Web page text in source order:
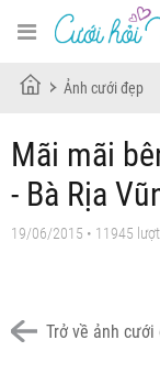
Ảnh cưới đẹp
Mãi mãi
- Bà Rịa
19/06/2015 • 11945
Trở về ảnh cưới
7654321